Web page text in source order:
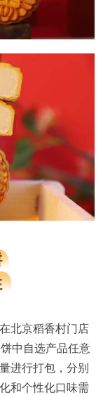
北京稻香村门店
中自选产品任意
进行打包，分别
和个性化口味需